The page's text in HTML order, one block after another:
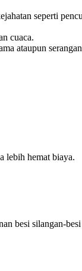
seperti
cuaca.
ataupun
lebih hemat biaya.
besi silangan-